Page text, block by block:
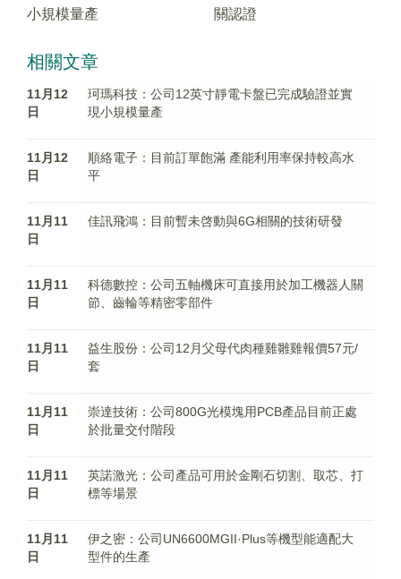
小規模量產
關認證
相關文章
11月12
日
珂瑪科技：公司12英寸靜電卡盤已完成驗證並實
現小規模量產
11月12
日
順絡電子：目前訂單飽滿 產能利用率保持較高水
平
11月11
日
佳訊飛鴻：目前暫未啓動與6G相關的技術研發
11月11
日
科德數控：公司五軸機床可直接用於加工機器人關
節、齒輪等精密零部件
11月11
日
益生股份：公司12月父母代肉種雞雛雞報價57元/
套
11月11
日
崇達技術：公司800G光模塊用PCB產品目前正處
於批量交付階段
11月11
日
英諾激光：公司產品可用於金剛石切割、取芯、打
標等場景
11月11
日
伊之密：公司UN6600MGII·Plus等機型能適配大
型件的生產